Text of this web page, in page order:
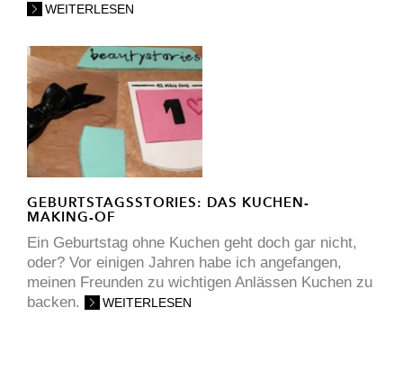
WEITERLESEN
GEBURTSTAGSSTORIES: DAS KUCHEN-
MAKING-OF
Ein Geburtstag ohne Kuchen geht doch gar nicht,
oder? Vor einigen Jahren habe ich angefangen,
meinen Freunden zu wichtigen Anlässen Kuchen zu
backen.
WEITERLESEN